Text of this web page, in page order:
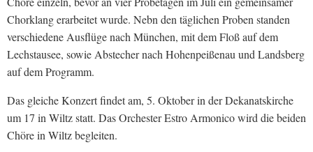
Chorklang erarbeitet wurde. Nebn den täglichen Proben standen
verschiedene Ausflüge nach München, mit dem Floß auf dem
Lechstausee, sowie Abstecher nach Hohenpeißenau und Landsberg
auf dem Programm.
Das gleiche Konzert findet am, 5. Oktober in der Dekanatskirche
um 17 in Wiltz statt. Das Orchester Estro Armonico wird die beiden
Chöre in Wiltz begleiten.